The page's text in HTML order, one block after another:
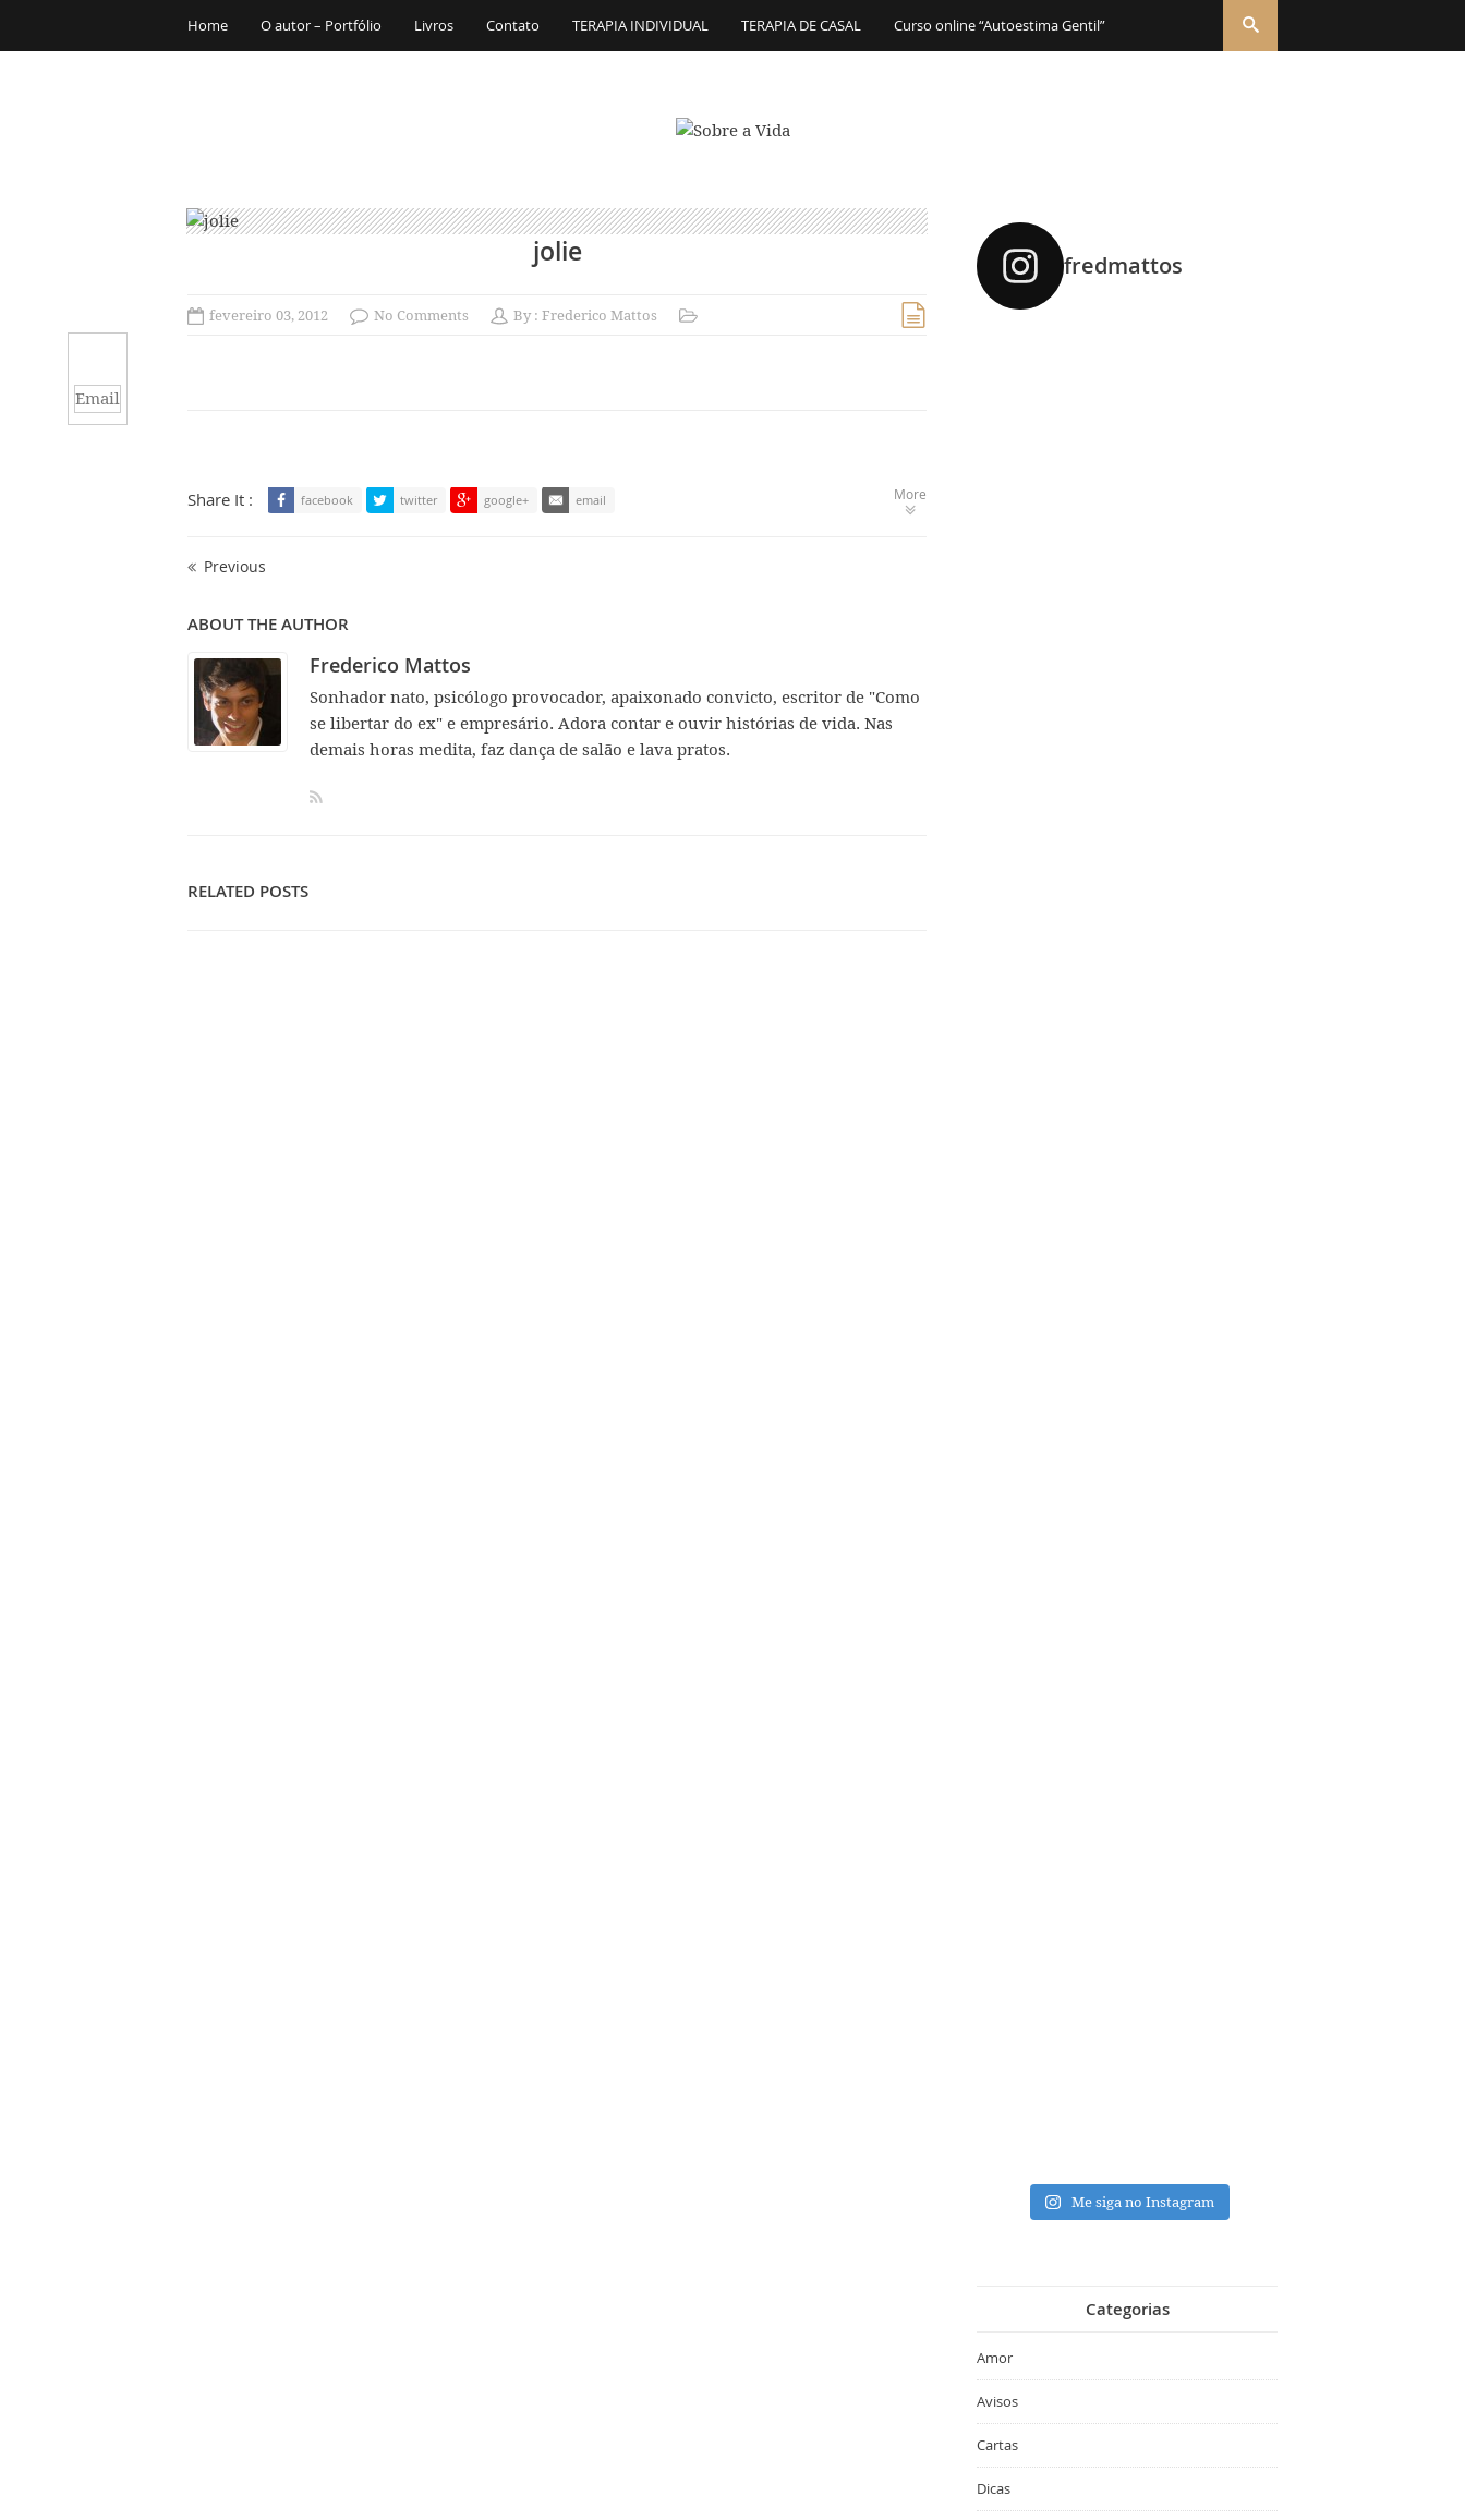
Home O autor – Portfólio Livros Contato TERAPIA INDIVIDUAL TERAPIA DE CASAL Curso online “Autoestima Gentil”
jolie
fevereiro 03, 2012 No Comments By : Frederico Mattos
Email
Share It : facebook twitter google+ email More
Previous
ABOUT THE AUTHOR
Frederico Mattos
Sonhador nato, psicólogo provocador, apaixonado convicto, escritor de "Como
se libertar do ex" e empresário. Adora contar e ouvir histórias de vida. Nas
demais horas medita, faz dança de salão e lava pratos.
RELATED POSTS
fredmattos
Me siga no Instagram
Categorias
Amor
Avisos
Cartas
Dicas